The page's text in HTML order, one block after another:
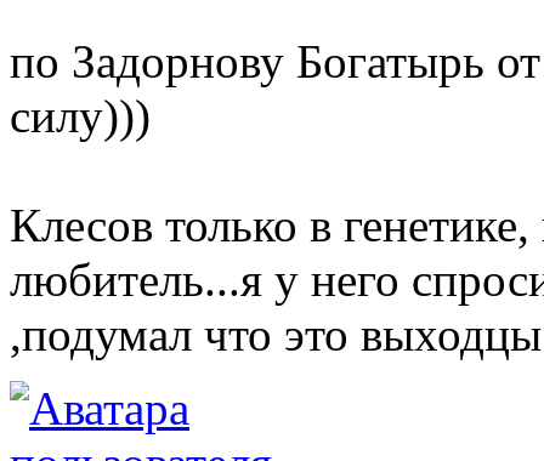
по Задорнову Богатырь
силу)))
Клесов только в
любитель...я у него
,подумал что это